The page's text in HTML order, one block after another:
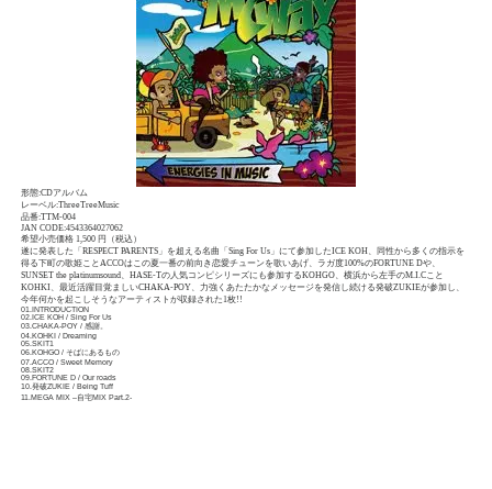
形態:CDアルバム
レーベル:ThreeTreeMusic
品番:TTM-004
JAN CODE:4543364027062
希望小売価格 1,500 円（税込）
遂に発表した「RESPECT PARENTS」を超える名曲「Sing For Us」にて参加したICE KOH、同性から多くの指示を
得る下町の歌姫ことACCOはこの夏一番の前向き恋愛チューンを歌いあげ、ラガ度100%のFORTUNE Dや、
SUNSET the platinumsound、HASE-Tの人気コンピシリーズにも参加するKOHGO、横浜から左手のM.I.Cこと
KOHKI、最近活躍目覚ましいCHAKA-POY、力強くあたたかなメッセージを発信し続ける発破ZUKIEが参加し、
今年何かを起こしそうなアーティストが収録された1枚!!
01.INTRODUCTION
02.ICE KOH / Sing For Us
03.CHAKA-POY / 感謝。
04.KOHKI / Dreaming
05.SKIT1
06.KOHGO / そばにあるもの
07.ACCO / Sweet Memory
08.SKIT2
09.FORTUNE D / Our roads
10.発破ZUKIE / Being Tuff
11.MEGA MIX ‒自宅MIX Part.2-